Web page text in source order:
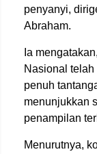
penyanyi,
Abraham.
Ia
Nasional
penuh
menunjukkan
penampilan
Menurutnya,